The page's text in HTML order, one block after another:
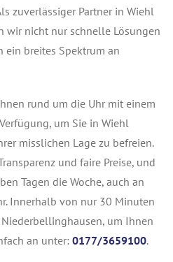
zuverlässiger Partner in Wiehl
wir nicht nur schnelle Lösungen
ein breites Spektrum an
rund um die Uhr mit einem
um Sie in Wiehl
misslichen Lage zu befreien.
und faire Preise, und
Tagen die Woche, auch an
Innerhalb von nur 30 Minuten
um Ihnen
an unter: 0177/3659100.